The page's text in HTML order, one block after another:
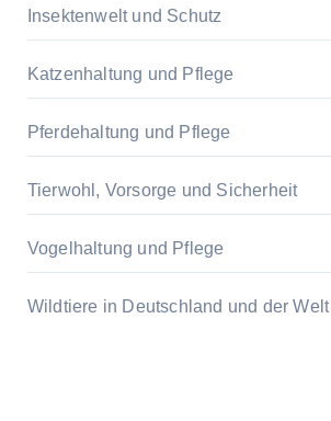
Insektenwelt und Schutz
Katzenhaltung und Pflege
Pferdehaltung und Pflege
Tierwohl, Vorsorge und Sicherheit
Vogelhaltung und Pflege
Wildtiere in Deutschland und der Welt